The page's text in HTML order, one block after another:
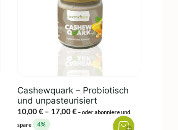
Cashewquark – Probiotisch
und unpasteurisiert
10,00€ – 17,00€Preisspanne:
–oder abonniere und
spare
4%
der
Produktseite
gewählt
werden